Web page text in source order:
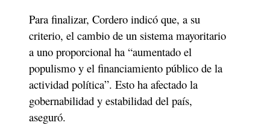
Para finalizar, Cordero indicó que, a su
criterio, el cambio de un sistema mayoritario
a uno proporcional ha “aumentado el
populismo y el financiamiento público de la
actividad política”. Esto ha afectado la
gobernabilidad y estabilidad del país,
aseguró.